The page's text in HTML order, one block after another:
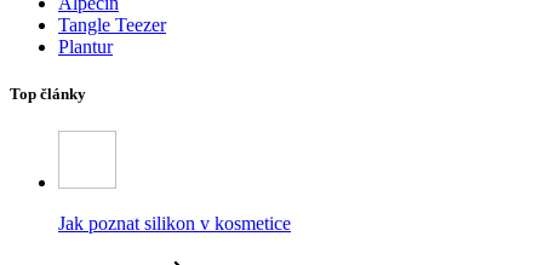
Tangle Teezer
Plantur
Top články
Jak poznat silikon v kosmetice